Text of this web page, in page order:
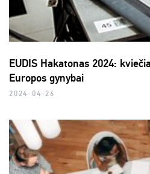
EUDIS Hakatonas 2024:
Europos gynybai
2024-04-26